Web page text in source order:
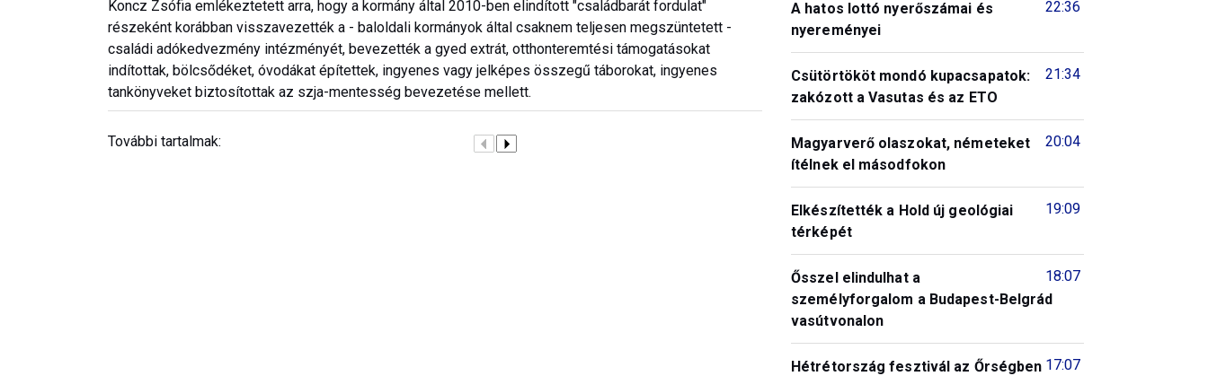
Koncz Zsófia emlékeztetett arra, hogy a kormány által 2010-ben elindított "családbarát fordulat"
részeként korábban visszavezették a - baloldali kormányok által csaknem teljesen megszüntetett -
családi adókedvezmény intézményét, bevezették a gyed extrát, otthonteremtési támogatásokat
indítottak, bölcsődéket, óvodákat építettek, ingyenes vagy jelképes összegű táborokat, ingyenes
tankönyveket biztosítottak az szja-mentesség bevezetése mellett.
További tartalmak:
22:36
A hatos lottó nyerőszámai és
nyereményei
21:34
Csütörtököt mondó kupacsapatok:
zakózott a Vasutas és az ETO
20:04
Magyarverő olaszokat, németeket
ítélnek el másodfokon
19:09
Elkészítették a Hold új geológiai
térképét
18:07
Ősszel elindulhat a
személyforgalom a Budapest-Belgrád
vasútvonalon
17:07
Hétrétország fesztivál az Őrségben